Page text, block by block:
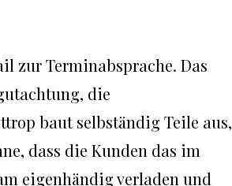
zur Terminabsprache. Das
die
baut selbständig Teile aus,
dass die Kunden das im
eigenhändig verladen und